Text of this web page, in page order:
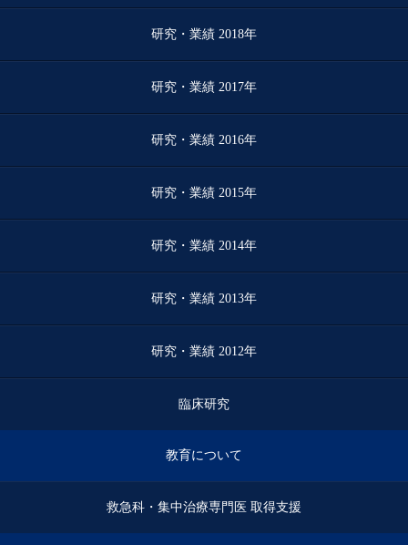
研究・業績 2018年
研究・業績 2017年
研究・業績 2016年
研究・業績 2015年
研究・業績 2014年
研究・業績 2013年
研究・業績 2012年
臨床研究
教育について
救急科・集中治療専門医 取得支援